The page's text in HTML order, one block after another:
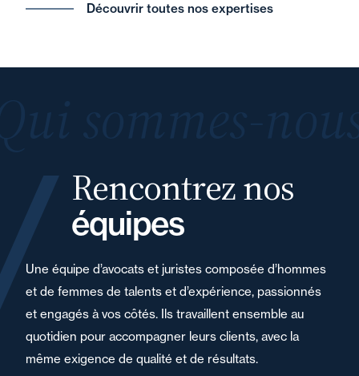
Découvrir toutes nos expertises
Rencontrez nos
équipes
Une équipe d’avocats et juristes composée d’hommes
et de femmes de talents et d’expérience, passionnés
et engagés à vos côtés. Ils travaillent ensemble au
quotidien pour accompagner leurs clients, avec la
même exigence de qualité et de résultats.